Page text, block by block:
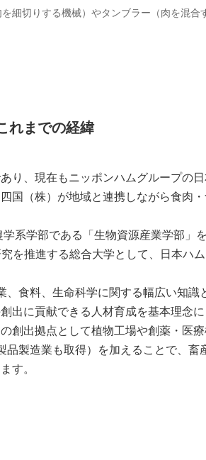
細切りする機械）やタンブラー（肉を混合
れまでの経緯
り、現在もニッポンハムグループの
国（株）が地域と連携しながら食肉
系学部である「生物資源産業学部」
を推進する総合大学として、日本ハ
、食料、生命科学に関する幅広い知識
出に貢献できる人材育成を基本理念
創出拠点として植物工場や創薬・医療
製造業も取得）を加えることで、畜
す。